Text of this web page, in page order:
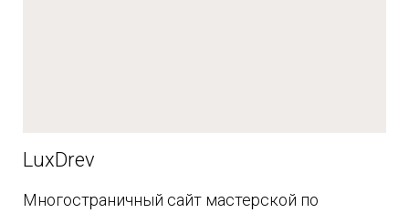
LuxDrev
Многостраничный сайт мастерской по